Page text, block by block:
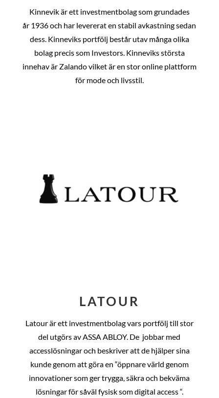
Kinnevik är ett investmentbolag som grundades
år 1936 och har levererat en stabil avkastning sedan
dess. Kinneviks portfölj består utav många olika
bolag precis som Investors. Kinneviks största
innehav är Zalando vilket är en stor online plattform
för mode och livsstil.
LATOUR
Latour är ett investmentbolag vars portfölj till stor
del utgörs av ASSA ABLOY. De jobbar med
accesslösningar och beskriver att de hjälper sina
kunde genom att göra en “öppnare värld genom
innovationer som ger trygga, säkra och bekväma
lösningar för såväl fysisk som digital access “.